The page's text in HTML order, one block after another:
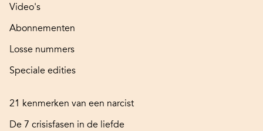
Video's
Abonnementen
Losse nummers
Speciale edities
21 kenmerken van een narcist
De 7 crisisfasen in de liefde